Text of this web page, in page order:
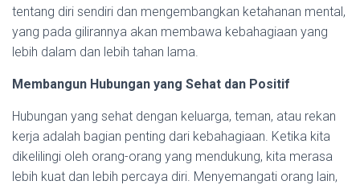
tentang diri sendiri dan mengembangkan ketahanan mental,
yang pada gilirannya akan membawa kebahagiaan yang
lebih dalam dan lebih tahan lama.
Membangun Hubungan yang Sehat dan Positif
Hubungan yang sehat dengan keluarga, teman, atau rekan
kerja adalah bagian penting dari kebahagiaan. Ketika kita
dikelilingi oleh orang-orang yang mendukung, kita merasa
lebih kuat dan lebih percaya diri. Menyemangati orang lain,